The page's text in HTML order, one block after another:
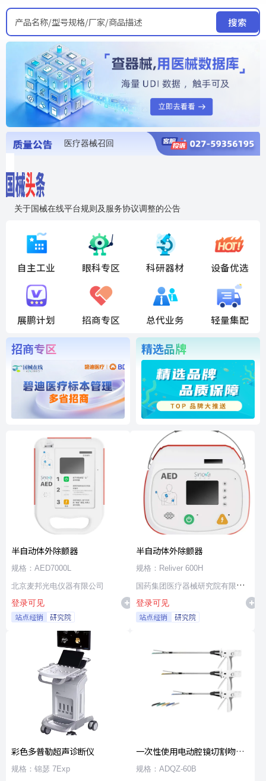
产品名称/型号规格/厂家/商品描述 搜索
医疗器械召回
关于国械在线平台规则及服务协议调整的公告
国药创研AED开启全国招商
自主工业 眼科专区 科研器材 设备优选
展鹏计划 招商专区 总代业务 轻量集配
招商专区 精选品牌
半自动体外除颤器
规格：AED7000L
北京麦邦光电仪器有限公司
登录可见
站点经销 研究院
半自动体外除颤器
规格：Reliver 600H
国药集团医疗器械研究院有限公
司
登录可见
站点经销 研究院
彩色多普勒超声诊断仪
规格：锦瑟 7Exp
一次性使用电动腔镜切割吻合
器及组件
规格：ADQZ-60B